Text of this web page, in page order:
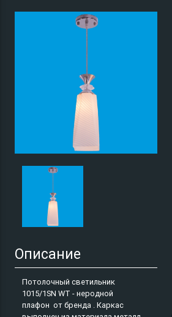
Описание
Потолочный светильник
1015/1SN WT - неродной
плафон от бренда . Каркас